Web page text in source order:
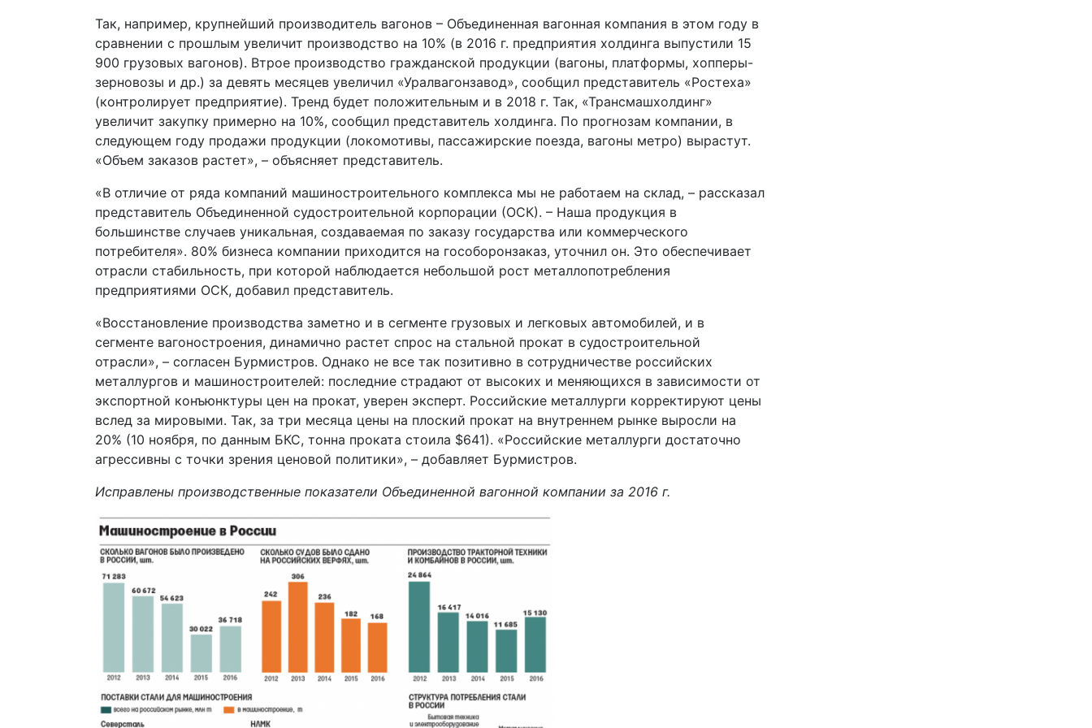
Так, например, крупнейший производитель вагонов – Объединенная вагонная компания в этом году в
сравнении с прошлым увеличит производство на 10% (в 2016 г. предприятия холдинга выпустили 15
900 грузовых вагонов). Втрое производство гражданской продукции (вагоны, платформы, хопперы-
зерновозы и др.) за девять месяцев увеличил «Уралвагонзавод», сообщил представитель «Ростеха»
(контролирует предприятие). Тренд будет положительным и в 2018 г. Так, «Трансмашхолдинг»
увеличит закупку примерно на 10%, сообщил представитель холдинга. По прогнозам компании, в
следующем году продажи продукции (локомотивы, пассажирские поезда, вагоны метро) вырастут.
«Объем заказов растет», – объясняет представитель.
«В отличие от ряда компаний машиностроительного комплекса мы не работаем на склад, – рассказал
представитель Объединенной судостроительной корпорации (ОСК). – Наша продукция в
большинстве случаев уникальная, создаваемая по заказу государства или коммерческого
потребителя». 80% бизнеса компании приходится на гособоронзаказ, уточнил он. Это обеспечивает
отрасли стабильность, при которой наблюдается небольшой рост металлопотребления
предприятиями ОСК, добавил представитель.
«Восстановление производства заметно и в сегменте грузовых и легковых автомобилей, и в
сегменте вагоностроения, динамично растет спрос на стальной прокат в судостроительной
отрасли», – согласен Бурмистров. Однако не все так позитивно в сотрудничестве российских
металлургов и машиностроителей: последние страдают от высоких и меняющихся в зависимости от
экспортной конъюнктуры цен на прокат, уверен эксперт. Российские металлурги корректируют цены
вслед за мировыми. Так, за три месяца цены на плоский прокат на внутреннем рынке выросли на
20% (10 ноября, по данным БКС, тонна проката стоила $641). «Российские металлурги достаточно
агрессивны с точки зрения ценовой политики», – добавляет Бурмистров.
Исправлены производственные показатели Объединенной вагонной компании за 2016 г.